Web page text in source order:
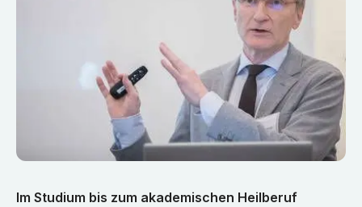
Im Studium bis zum akademischen Heilberuf